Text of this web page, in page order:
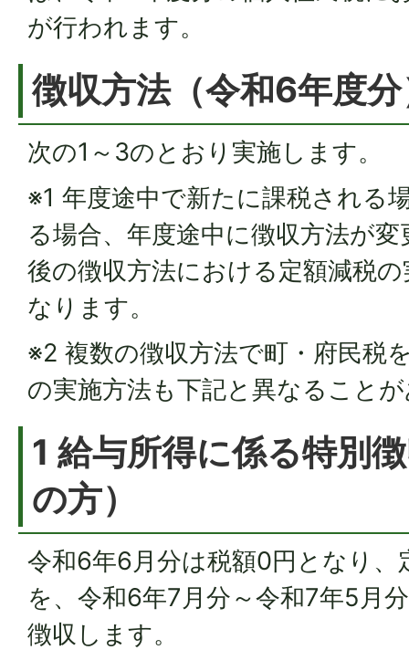
が行われます。
徴収方法（令和6年度
次の1～3のとおり実施します。
※1 年度途中で新たに課税される
る場合、年度途中に徴収方法が
後の徴収方法における定額減税
なります。
※2 複数の徴収方法で町・府民税
の実施方法も下記と異なること
1 給与所得に係る特別
の方）
令和6年6月分は税額0円となり、
を、令和6年7月分～令和7年5月
徴収します。